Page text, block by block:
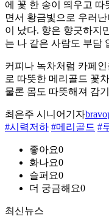
에 꽃 한 송이 띄우고 따
면서 황금빛으로 우러
이 났다. 향은 향긋하지
는 나 같은 사람도 부담
커피나 녹차처럼 카페
로 따뜻한 메리골드 꽃
물론 몸도 따뜻해져 감
최은주 시니어기자
#시력저하 #메리골드 #
좋아요0
화나요0
슬퍼요0
더 궁금해요0
최신뉴스